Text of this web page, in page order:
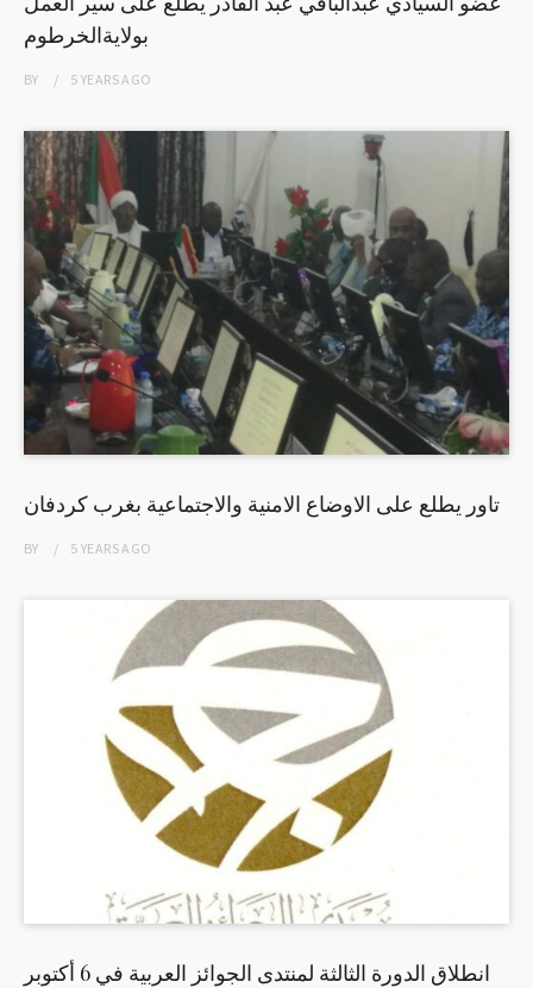
بولايةالخرطوم
BY 5 YEARSAGO
تاور يطلع على الاوضاع الامنية والاجتماعية بغرب كردفان
BY 5 YEARSAGO
انطلاق الدورة الثالثة لمنتدى الجوائز العربية في 6 أكتوبر